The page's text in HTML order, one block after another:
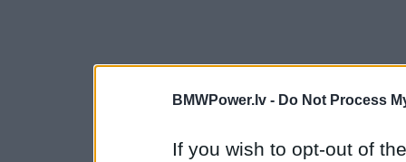
BMWPower.lv - Do Not Process
If you wish to opt-out of